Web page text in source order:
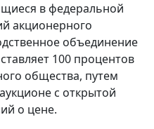
в федеральной
акционерного
объединение
100 процентов
общества, путем
с открытой
о цене.